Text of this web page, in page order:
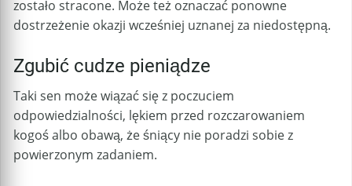
zostało stracone. Może też oznaczać ponowne
dostrzeżenie okazji wcześniej uznanej za niedostępną.
Zgubić cudze pieniądze
Taki sen może wiązać się z poczuciem
odpowiedzialności, lękiem przed rozczarowaniem
kogoś albo obawą, że śniący nie poradzi sobie z
powierzonym zadaniem.